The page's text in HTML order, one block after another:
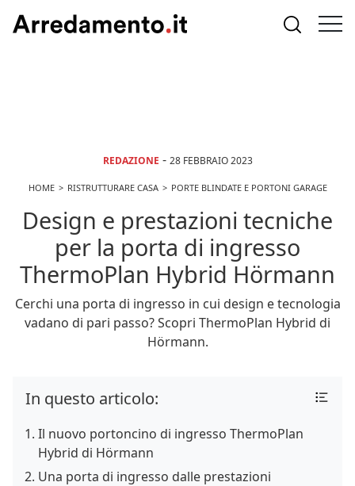
REDAZIONE - 28 FEBBRAIO 2023
HOME RISTRUTTURARE CASA PORTE BLINDATE E PORTONI GARAGE
Design e prestazioni tecniche
per la porta di ingresso
ThermoPlan Hybrid Hörmann
Cerchi una porta di ingresso in cui design e tecnologia
vadano di pari passo? Scopri ThermoPlan Hybrid di
Hörmann.
In questo articolo:
Il nuovo portoncino di ingresso ThermoPlan
Hybrid di Hörmann
Una porta di ingresso dalle prestazioni